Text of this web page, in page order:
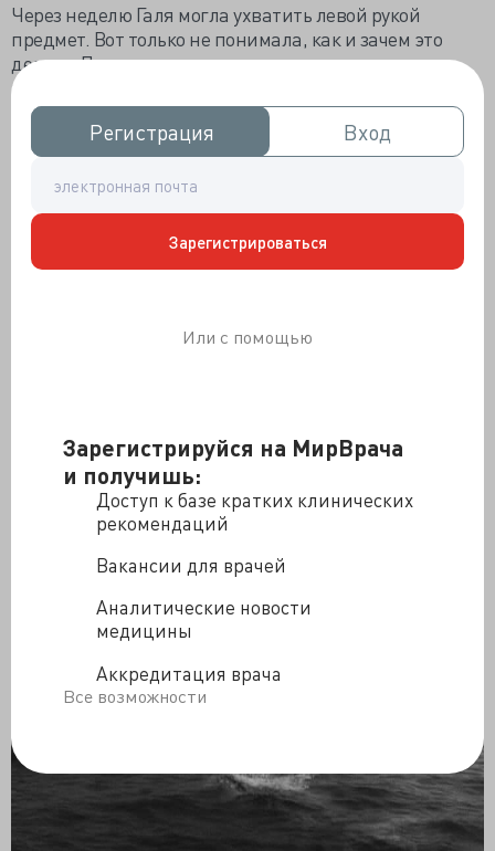
Зарегистрируйся на МирВрача
и получишь:
Доступ к базе кратких клинических
рекомендаций
Вакансии для врачей
Аналитические новости
медицины
Аккредитация врача
Все возможности
Регистрация
Регистрация Вход
Вход
Зарегистрироваться
Или с помощью
Через неделю Галя могла ухватить левой рукой
предмет. Вот только не понимала, как и зачем это
делать. Представьте, что вы попали на другую
планету. Перед вами быт неизвестных существ, и нет
ни одного знакомого предмета, неясно, зачем нужно
то и это, и как с этой средой взаимодействовать. Так
было с Галей. Так воспринимал происходящее ее
мозг.